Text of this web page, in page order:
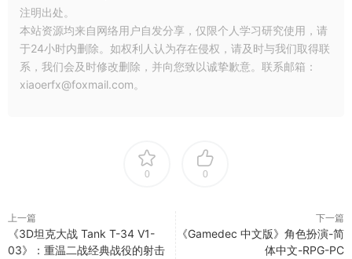
注明出处。
本站资源均来自网络用户自发分享，仅限个人学习研究使用，请
于24小时内删除。如权利人认为存在侵权，请及时与我们取得联
系，我们会及时修改删除，并向您致以诚挚歉意。联系邮箱：
xiaoerfx@foxmail.com。
0 0
上一篇
《3D坦克大战 Tank T-34 V1-
03》：重温二战经典战役的射击
下一篇
《Gamedec 中文版》角色扮演-简
体中文-RPG-PC